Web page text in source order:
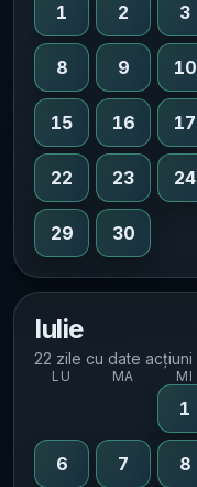
1 2 3
8 9 10
15 16 17
22 23 24
29 30
Iulie
22 zile cu date acțiuni
LU MA MI
1
6 7 8